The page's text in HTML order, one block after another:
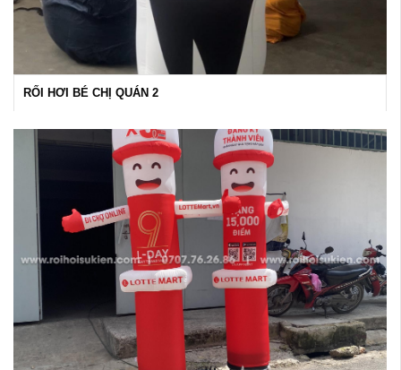
RỐI HƠI BÉ CHỊ QUÁN 2